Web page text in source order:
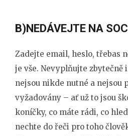
B)NEDÁVEJTE NA
Zadejte email, heslo, třebas
je vše. Nevyplňujte zbytečně
nejsou nikde nutné a nejsou
vyžadovány – ať už to jsou
koníčky, co máte rádi, co
nechte do řeči pro toho